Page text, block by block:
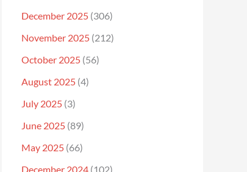
December 2025 (306)
November 2025 (212)
October 2025 (56)
August 2025 (4)
July 2025 (3)
June 2025 (89)
May 2025 (66)
December 2024 (102)